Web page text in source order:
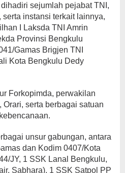
sejumlah pejabat TNI,
instansi terkait lainnya,
I Laksda TNI Amrin
Provinsi Bengkulu
Gamas Brigjen TNI
Kota Bengkulu Dedy
Forkopimda, perwakilan
Orari, serta berbagai satuan
unsur gabungan, antara
dan Kodim 0407/Kota
JY, 1 SSK Lanal Bengkulu,
Sabhara), 1 SSK Satpol PP